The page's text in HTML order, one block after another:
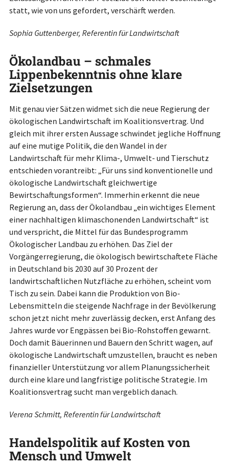
statt, wie von uns gefordert, verschärft werden.
Sophia Guttenberger, Referentin für Landwirtschaft
Ökolandbau – schmales
Lippenbekenntnis ohne klare
Zielsetzungen
Mit genau vier Sätzen widmet sich die neue Regierung der
ökologischen Landwirtschaft im Koalitionsvertrag. Und
gleich mit ihrer ersten Aussage schwindet jegliche Hoffnung
auf eine mutige Politik, die den Wandel in der
Landwirtschaft für mehr Klima-, Umwelt- und Tierschutz
entschieden vorantreibt: „Für uns sind konventionelle und
ökologische Landwirtschaft gleichwertige
Bewirtschaftungsformen“. Immerhin erkennt die neue
Regierung an, dass der Ökolandbau „ein wichtiges Element
einer nachhaltigen klimaschonenden Landwirtschaft“ ist
und verspricht, die Mittel für das Bundesprogramm
Ökologischer Landbau zu erhöhen. Das Ziel der
Vorgängerregierung, die ökologisch bewirtschaftete Fläche
in Deutschland bis 2030 auf 30 Prozent der
landwirtschaftlichen Nutzfläche zu erhöhen, scheint vom
Tisch zu sein. Dabei kann die Produktion von Bio-
Lebensmitteln die steigende Nachfrage in der Bevölkerung
schon jetzt nicht mehr zuverlässig decken, erst Anfang des
Jahres wurde vor Engpässen bei Bio-Rohstoffen gewarnt.
Doch damit Bäuerinnen und Bauern den Schritt wagen, auf
ökologische Landwirtschaft umzustellen, braucht es neben
finanzieller Unterstützung vor allem Planungssicherheit
durch eine klare und langfristige politische Strategie. Im
Koalitionsvertrag sucht man vergeblich danach.
Verena Schmitt, Referentin für Landwirtschaft
Handelspolitik auf Kosten von
Mensch und Umwelt